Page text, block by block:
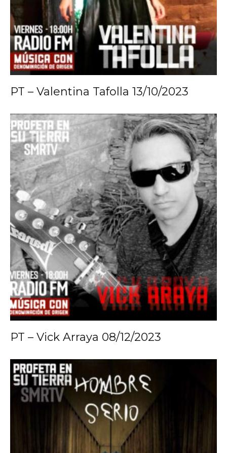
PT – Valentina Tafolla 13/10/2023
PT – Vick Arraya 08/12/2023